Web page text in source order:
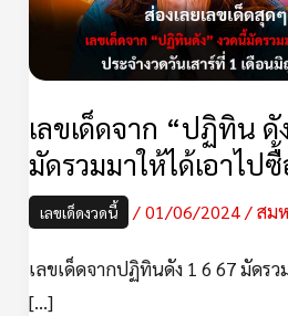
เลขเด็ดจาก “ปฏิทิน
มัดรวมมาให้ได้เอาไป
เลขเด็ดงวดนี้ /01/06/2024/สม
เลขเด็ดจากปฏิทินดัง 1 6 67 มัดร
[…]
งวด
1/6/67
มัด
รวม
มา
ให้
ได้
ไป